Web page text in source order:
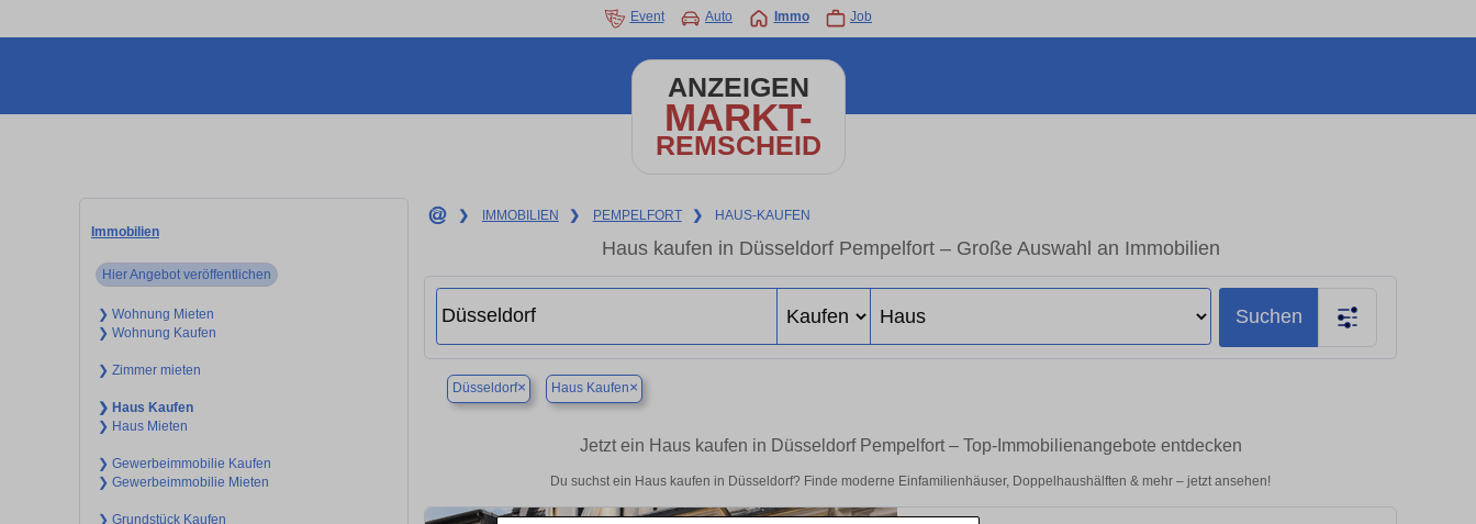
Event Auto Immo Job
ANZEIGEN
MARKT-
REMSCHEID
Immobilien
Hier Angebot veröffentlichen
❯ Wohnung Mieten
❯ Wohnung Kaufen
❯ Zimmer mieten
❯ Haus Kaufen
❯ Haus Mieten
❯ Gewerbeimmobilie Kaufen
❯ Gewerbeimmobilie Mieten
❯ Grundstück Kaufen
❯ IMMOBILIEN ❯ PEMPELFORT ❯ HAUS-KAUFEN
Haus kaufen in Düsseldorf Pempelfort – Große Auswahl an Immobilien
Suchen
Düsseldorf× Haus Kaufen×
Jetzt ein Haus kaufen in Düsseldorf Pempelfort – Top-Immobilienangebote entdecken
Du suchst ein Haus kaufen in Düsseldorf? Finde moderne Einfamilienhäuser, Doppelhaushälften & mehr – jetzt ansehen!